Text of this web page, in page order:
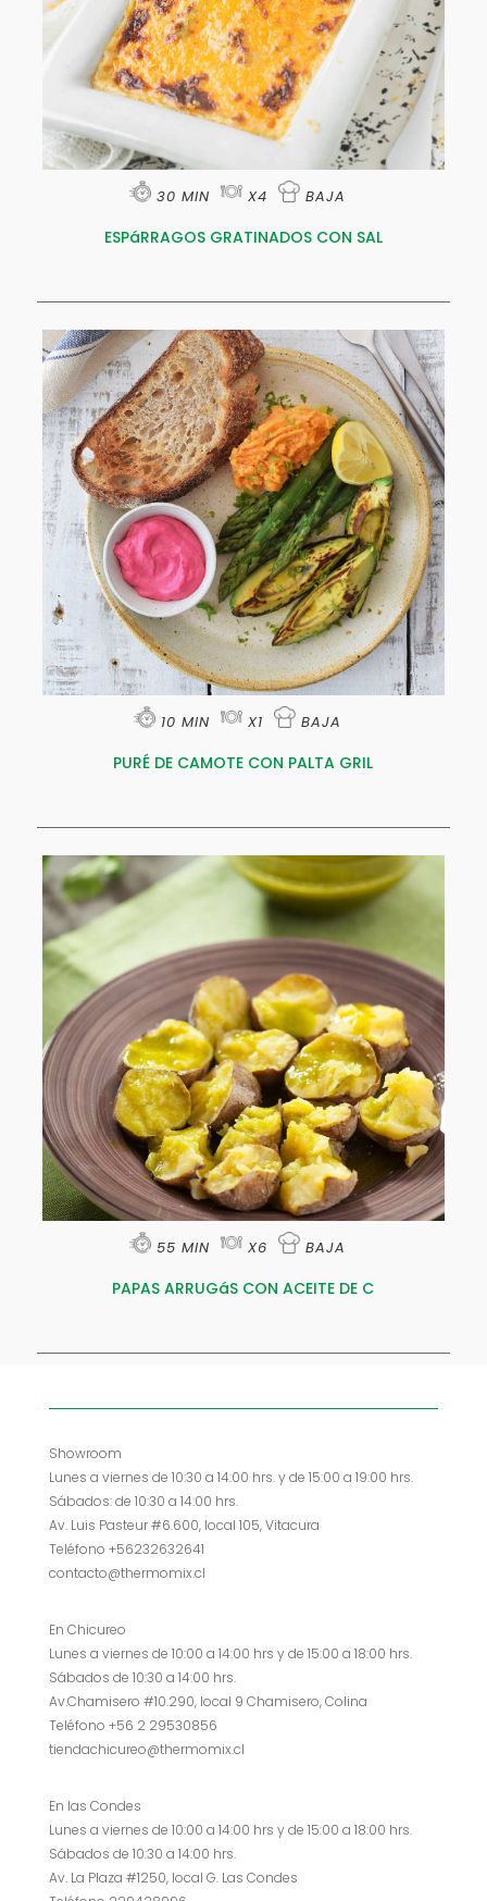
30 MIN X4 BAJA
ESPáRRAGOS GRATINADOS CON SAL
10 MIN X1 BAJA
PURÉ DE CAMOTE CON PALTA GRIL
55 MIN X6 BAJA
PAPAS ARRUGáS CON ACEITE DE C
Showroom
Lunes a viernes de 10:30 a 14:00 hrs. y de 15:00 a 19:00 hrs.
Sábados: de 10:30 a 14:00 hrs.
Av. Luis Pasteur #6.600, local 105, Vitacura
Teléfono +56232632641
contacto@thermomix.cl
En Chicureo
Lunes a viernes de 10:00 a 14:00 hrs y de 15:00 a 18:00 hrs.
Sábados de 10:30 a 14:00 hrs.
Av.Chamisero #10.290, local 9 Chamisero, Colina
Teléfono +56 2 29530856
tiendachicureo@thermomix.cl
En las Condes
Lunes a viernes de 10:00 a 14:00 hrs y de 15:00 a 18:00 hrs.
Sábados de 10:30 a 14:00 hrs.
Av. La Plaza #1250, local G. Las Condes